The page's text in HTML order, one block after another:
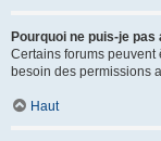
Pourquoi ne puis-je
Certains forums peuvent
besoin des permissions
Haut